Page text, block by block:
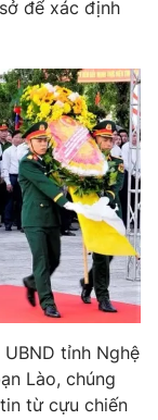
bằng AI
để xác định
tỉnh Nghệ
Lào, chúng
từ cựu chiến